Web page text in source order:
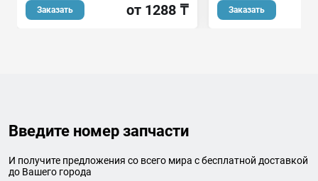
Заказать от 1288 ₸ Заказать
Введите номер запчасти
И получите предложения со всего мира с бесплатной доставкой
до Вашего города